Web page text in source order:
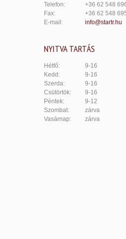
Telefon:
+36 62 548
Fax:
+36 62 548
E-mail:
info@startr.hu
NYITVA TARTÁS
Hétfő:
9-16
Kedd:
9-16
Szerda:
9-16
Csütörtök:
9-16
Péntek:
9-12
Szombat:
zárva
Vasárnap:
zárva